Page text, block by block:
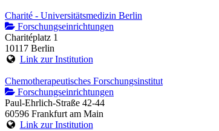
Charité - Universitätsmedizin Berlin
Forschungseinrichtungen
Charitéplatz 1
10117 Berlin
Link zur Institution
Chemotherapeutisches Forschungsinstitut
Forschungseinrichtungen
Paul-Ehrlich-Straße 42-44
60596 Frankfurt am Main
Link zur Institution